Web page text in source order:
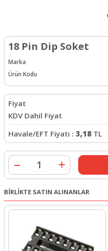
18 Pin Dip Soket
Marka
Ürün Kodu
Fiyat
KDV Dahil Fiyat
Havale/EFT Fiyatı : 3,18 TL
BİRLİKTE SATIN ALINANLAR